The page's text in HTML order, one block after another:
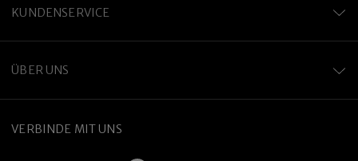
KUNDENSERVICE
ÜBER UNS
VERBINDE MIT UNS